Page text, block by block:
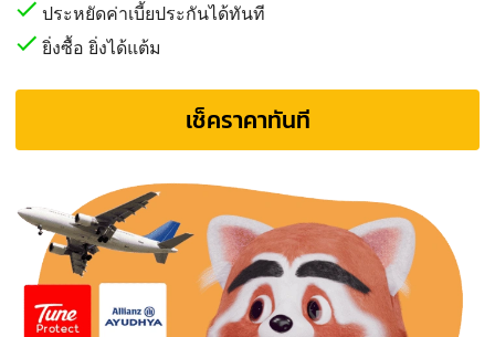
ประหยัดค่าเบี้ยประกันได้ทันที
ยิ่งซื้อ ยิ่งได้แต้ม
เช็คราคาทันที